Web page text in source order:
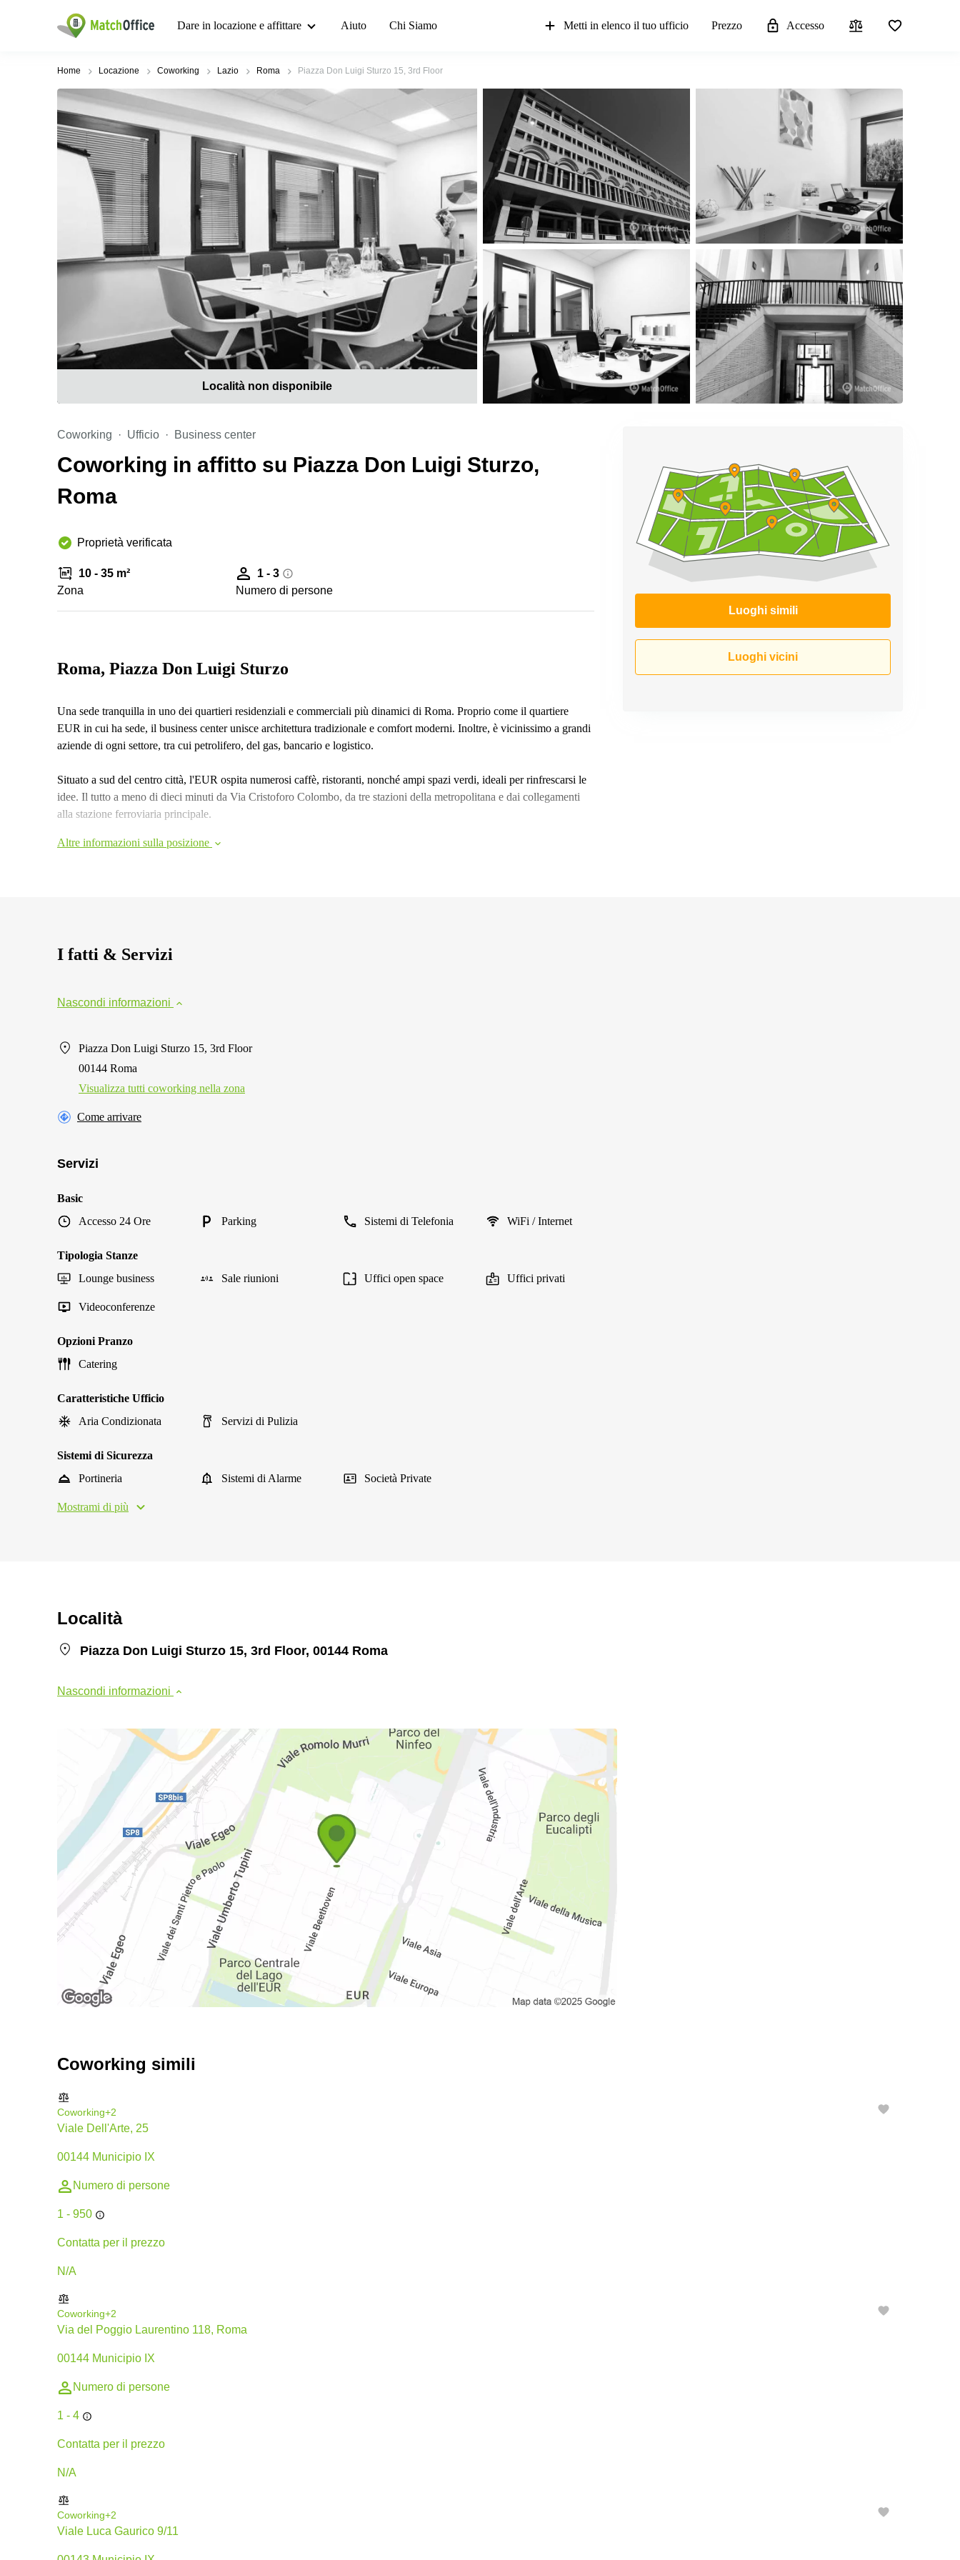
Dare in locazione e affittare Aiuto Chi Siamo Metti in elenco il tuo ufficio Prezzo Accesso
Home Locazione Coworking Lazio Roma Piazza Don Luigi Sturzo 15, 3rd Floor
Località non disponibile
Coworking Ufficio Business center
Coworking in affitto su Piazza Don Luigi Sturzo,
Roma
Proprietà verificata
10 - 35 m²
Zona
1 - 3
Numero di persone
Luoghi simili
Luoghi vicini
Roma, Piazza Don Luigi Sturzo
Una sede tranquilla in uno dei quartieri residenziali e commerciali più dinamici di Roma. Proprio come il quartiere
EUR in cui ha sede, il business center unisce architettura tradizionale e comfort moderni. Inoltre, è vicinissimo a grandi
aziende di ogni settore, tra cui petrolifero, del gas, bancario e logistico.
Situato a sud del centro città, l'EUR ospita numerosi caffè, ristoranti, nonché ampi spazi verdi, ideali per rinfrescarsi le
idee. Il tutto a meno di dieci minuti da Via Cristoforo Colombo, da tre stazioni della metropolitana e dai collegamenti
alla stazione ferroviaria principale.
Altre informazioni sulla posizione
I fatti & Servizi
Nascondi informazioni
Piazza Don Luigi Sturzo 15, 3rd Floor
00144 Roma
Visualizza tutti сoworking nella zona
Come arrivare
Servizi
Basic
Accesso 24 Ore
Parking Sistemi di Telefonia WiFi / Internet
Tipologia Stanze
Lounge business
Sale riunioni Uffici open space Uffici privati
Videoconferenze
Opzioni Pranzo
Catering
Caratteristiche Ufficio
Aria Condizionata
Servizi di Pulizia
Sistemi di Sicurezza
Portineria
Sistemi di Alarme Società Private
Mostrami di più
Località
Piazza Don Luigi Sturzo 15, 3rd Floor, 00144 Roma
Nascondi informazioni
Coworking simili
Coworking+2
Viale Dell'Arte, 25
00144 Municipio IX
Numero di persone
1 - 950
Сontatta per il prezzo
N/A
Coworking+2
Via del Poggio Laurentino 118, Roma
00144 Municipio IX
Numero di persone
1 - 4
Сontatta per il prezzo
N/A
Coworking+2
Viale Luca Gaurico 9/11